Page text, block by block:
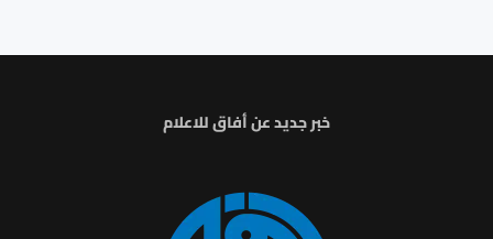
خبر جديد عن أفاق للاعلام